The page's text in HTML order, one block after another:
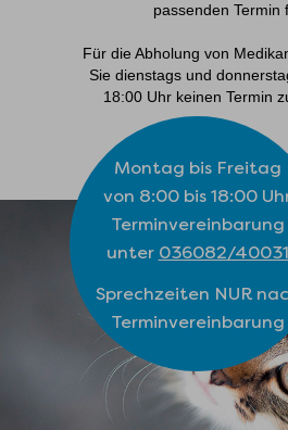
passenden Termin
Für die Abholung von
Sie dienstags und
18:00 Uhr keinen Termin
Montag bis Freitag
von 8:00 bis 18:00
Terminvereinbarung
unter 036082/40031
Sprechzeiten NUR
Terminvereinbarung